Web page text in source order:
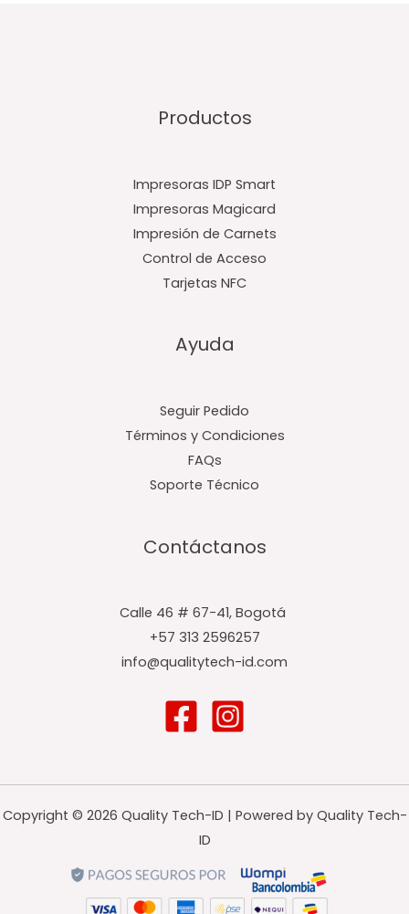
Productos
Impresoras IDP Smart
Impresoras Magicard
Impresión de Carnets
Control de Acceso
Tarjetas NFC
Ayuda
Seguir Pedido
Términos y Condiciones
FAQs
Soporte Técnico
Contáctanos
Calle 46 # 67-41, Bogotá ​
+57 313 2596257
info@qualitytech-id.com
Copyright © 2026 Quality Tech-ID | Powered by Quality Tech-
ID